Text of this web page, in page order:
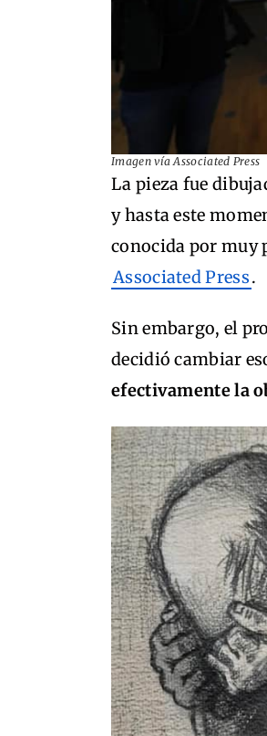
Imagen vía Associated Press
La pieza fue
y hasta este
conocida por muy
Associated Press.
Sin embargo, el
decidió cambiar
efectivamente la